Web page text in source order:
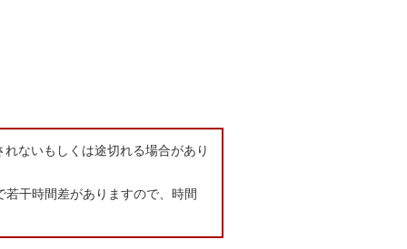
ないもしくは途切れる場合があり
干時間差がありますので、時間